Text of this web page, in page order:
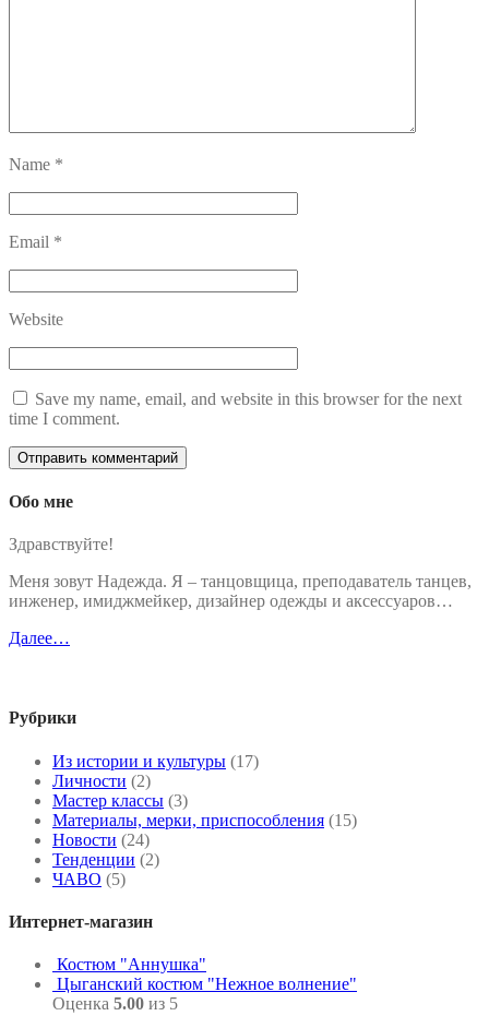
Name *
Email *
Website
Save my name, email, and website in this browser for the next
time I comment.
Обо мне
Здравствуйте!
Меня зовут Надежда. Я – танцовщица, преподаватель танцев,
инженер, имиджмейкер, дизайнер одежды и аксессуаров…
Далее…
Рубрики
Из истории и культуры (17)
Личности (2)
Мастер классы (3)
Материалы, мерки, приспособления (15)
Новости (24)
Тенденции (2)
ЧАВО (5)
Интернет-магазин
Костюм "Аннушка"
Цыганский костюм "Нежное волнение"
Оценка 5.00 из 5